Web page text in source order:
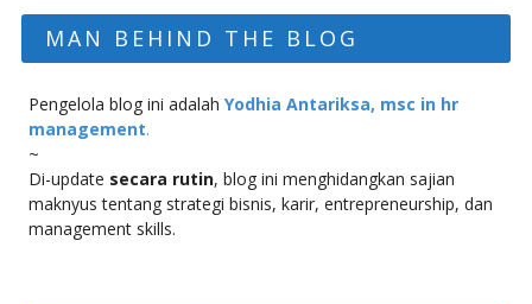
MAN BEHIND THE BLOG
Pengelola blog ini adalah Yodhia Antariksa, msc in hr
management.
~
Di-update secara rutin, blog ini menghidangkan sajian
maknyus tentang strategi bisnis, karir, entrepreneurship, dan
management skills.